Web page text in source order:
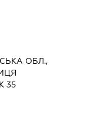
ОБЛ.,
35